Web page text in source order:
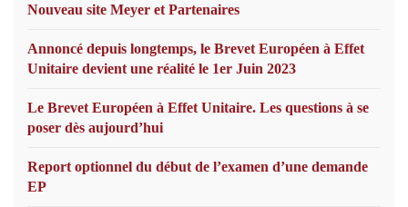
Nouveau site Meyer et Partenaires
Annoncé depuis longtemps, le Brevet Européen à Effet
Unitaire devient une réalité le 1er Juin 2023
Le Brevet Européen à Effet Unitaire. Les questions à se
poser dès aujourd’hui
Report optionnel du début de l’examen d’une demande
EP